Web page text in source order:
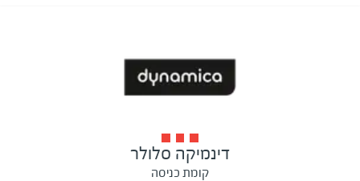
דינמיקה סלולר
קומת כניסה